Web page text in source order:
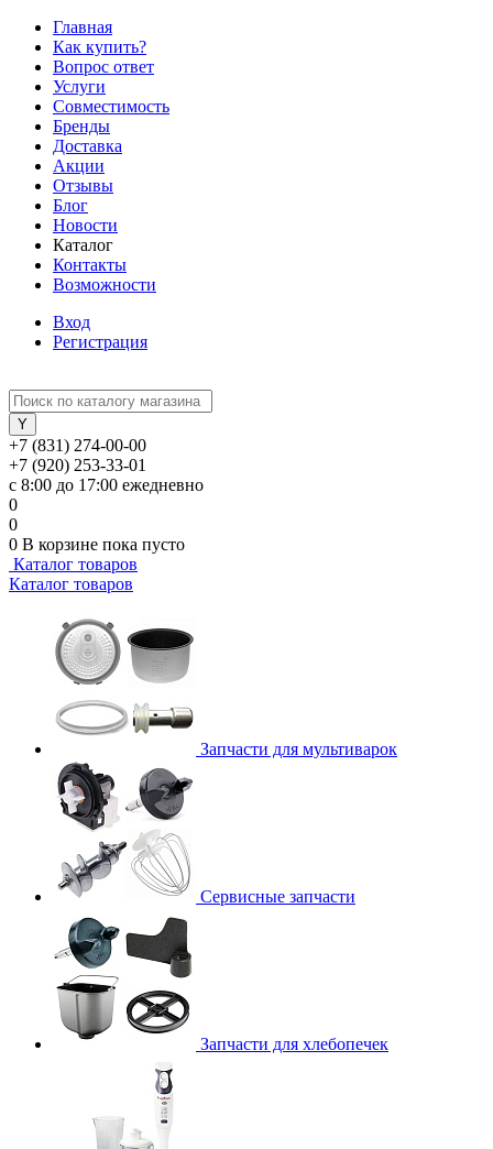
Главная
Как купить?
Вопрос ответ
Услуги
Совместимость
Бренды
Доставка
Акции
Отзывы
Блог
Новости
Каталог
Контакты
Возможности
Вход
Регистрация
+7 (831) 274-00-00
+7 (920) 253-33-01
с 8:00 до 17:00 ежедневно
0
0
0 В корзине пока пусто
Каталог товаров
Каталог товаров
Запчасти для мультиварок
Сервисные запчасти
Запчасти для хлебопечек